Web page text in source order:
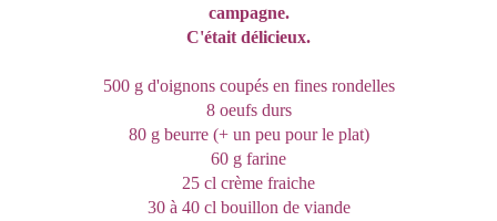
campagne.
C'était délicieux.
500 g d'oignons coupés en fines rondelles
8 oeufs durs
80 g beurre (+ un peu pour le plat)
60 g farine
25 cl crème fraiche
30 à 40 cl bouillon de viande